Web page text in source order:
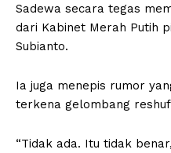
Sadewa secara tegas
dari Kabinet Merah Putih
Subianto.
Ia juga menepis rumor
terkena gelombang
“Tidak ada. Itu tidak